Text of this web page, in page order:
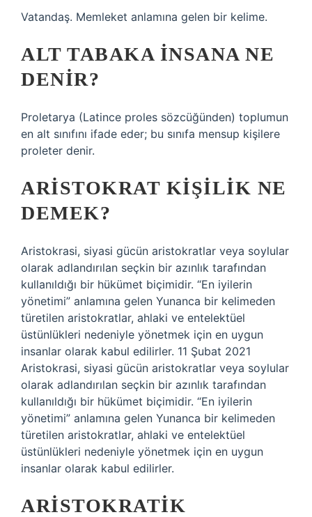
Vatandaş. Memleket anlamına gelen bir kelime.
ALT TABAKA INSANA NE
DENIR?
Proletarya (Latince proles sözcüğünden) toplumun
en alt sınıfını ifade eder; bu sınıfa mensup kişilere
proleter denir.
ARISTOKRAT KIŞILIK NE
DEMEK?
Aristokrasi, siyasi gücün aristokratlar veya soylular
olarak adlandırılan seçkin bir azınlık tarafından
kullanıldığı bir hükümet biçimidir. “En iyilerin
yönetimi” anlamına gelen Yunanca bir kelimeden
türetilen aristokratlar, ahlaki ve entelektüel
üstünlükleri nedeniyle yönetmek için en uygun
insanlar olarak kabul edilirler. 11 Şubat 2021
Aristokrasi, siyasi gücün aristokratlar veya soylular
olarak adlandırılan seçkin bir azınlık tarafından
kullanıldığı bir hükümet biçimidir. “En iyilerin
yönetimi” anlamına gelen Yunanca bir kelimeden
türetilen aristokratlar, ahlaki ve entelektüel
üstünlükleri nedeniyle yönetmek için en uygun
insanlar olarak kabul edilirler.
ARISTOKRATIK